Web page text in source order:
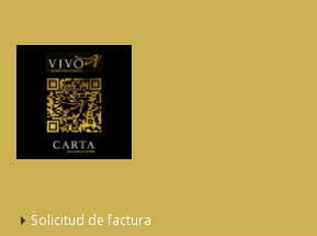
Solicitud de factura